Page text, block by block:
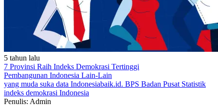
5 tahun lalu
7 Provinsi Raih Indeks Demokrasi Tertinggi
Pembangunan Indonesia Lain-Lain
yang muda suka data Indonesiabaik.id. BPS Badan Pusat Statistik
indeks demokrasi Indonesia
Penulis: Admin